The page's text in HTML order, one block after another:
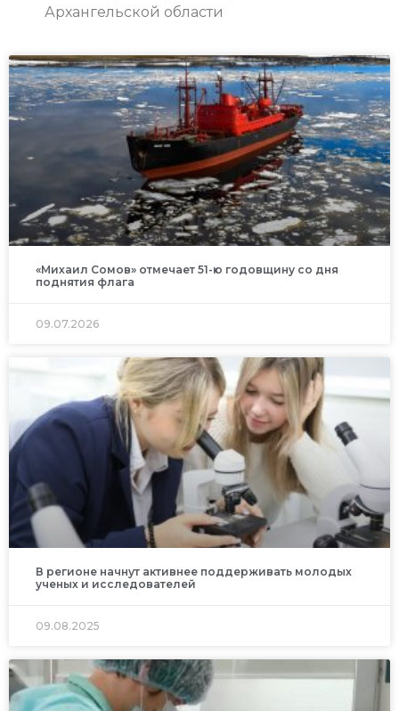
Архангельской области
«Михаил Сомов» отмечает 51-ю годовщину со дня
поднятия флага
09.07.2026
В регионе начнут активнее поддерживать молодых
ученых и исследователей
09.08.2025